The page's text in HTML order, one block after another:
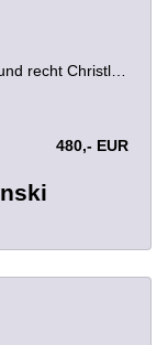
480,- EUR